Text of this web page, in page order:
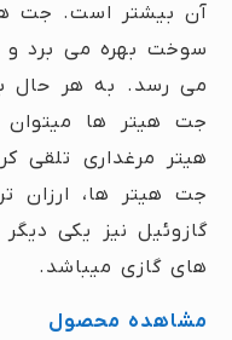
آن بیشتر است. جت
سوخت بهره می برد و
می رسد. به هر حال
جت هیتر ها
هیتر مرغداری تلقی
جت هیتر ها، ارزان
گازوئیل نیز یکی
های گازی میباشد.
مشاهده محصول